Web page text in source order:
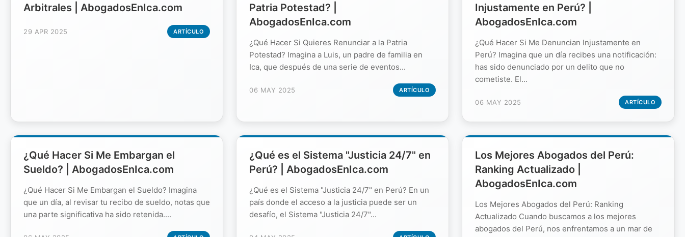
Arbitrales | AbogadosEnIca.com
29 APR 2025 ARTÍCULO
Patria Potestad? |
AbogadosEnIca.com
¿Qué Hacer Si Quieres Renunciar a la Patria
Potestad? Imagina a Luis, un padre de familia en
Ica, que después de una serie de eventos...
06 MAY 2025 ARTÍCULO
Injustamente en Perú? |
AbogadosEnIca.com
¿Qué Hacer Si Me Denuncian Injustamente en
Perú? Imagina que un día recibes una notificación:
has sido denunciado por un delito que no
cometiste. El...
06 MAY 2025 ARTÍCULO
¿Qué Hacer Si Me Embargan el
Sueldo? | AbogadosEnIca.com
¿Qué Hacer Si Me Embargan el Sueldo? Imagina
que un día, al revisar tu recibo de sueldo, notas que
una parte significativa ha sido retenida....
¿Qué es el Sistema "Justicia 24/7" en
Perú? | AbogadosEnIca.com
¿Qué es el Sistema "Justicia 24/7" en Perú? En un
país donde el acceso a la justicia puede ser un
desafío, el Sistema "Justicia 24/7"...
Los Mejores Abogados del Perú:
Ranking Actualizado |
AbogadosEnIca.com
Los Mejores Abogados del Perú: Ranking
Actualizado Cuando buscamos a los mejores
abogados del Perú, nos enfrentamos a un mar de